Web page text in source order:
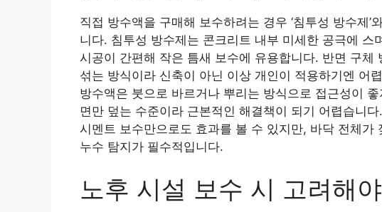
직접 방수액을 구매해 보수하려는 경우 ‘침투성 방수제’
니다. 침투성 방수제는 콘크리트 내부 미세한 공극에 스
시공이 간편해 작은 틈새 보수에 유용합니다. 반면 구체
섞는 방식이라 신축이 아닌 이상 개인이 적용하기엔 어
방수액은 붓으로 바르거나 뿌리는 방식으로 접근성이
면만 덮는 수준이라 근본적인 해결책이 되기 어렵습니
시멘트 보수만으로도 효과를 볼 수 있지만, 바닥 전체가
누수 탐지가 필수적입니다.
노후 시설 보수 시 고려해